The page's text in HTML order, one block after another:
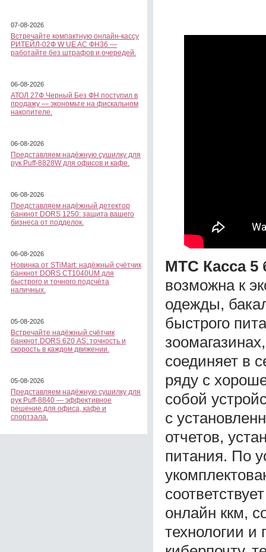
07-08-2026
Встречайте компактную онлайн-кассу
РИТЕЙЛ-02Ф W UE AC ФН36 —
работайте без штрафов и очередей.
06-08-2026
АТОЛ 27Ф Черный Без ФН поступил в
продажу — экономьте на фискальном
накопителе.
06-08-2026
Представляем надёжную сушилку для
рук Puff-8828W для офисов и кафе.
06-08-2026
Представляем надёжный детектор
банкнот DORS 1250: защита вашего
бизнеса от подделок.
06-08-2026
Новинка от STiMart: надёжный счётчик
банкнот DORS CT1040UM для
быстрого и точного подсчёта
наличных.
05-08-2026
Встречайте надёжный счётчик
банкнот DORS 620 АS: точность и
скорость в каждом движении.
05-08-2026
Представляем надёжную сушилку для
рук Puff-8840 — эффективное
решение для офиса, кафе и
спортзала.
МТС Касса 5
возможна к
одежды,
быстрого
соединяет в
ряду с
собой
с
отчетов,
питания. По
онлайн ккм,
технологии и